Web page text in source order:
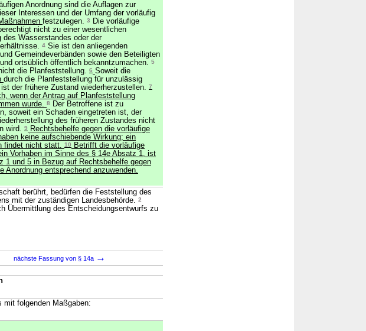
Anordnung sind die Auflagen zur
Interessen und der Umfang der vorläufig
festzulegen. 3
Die vorläufige
nicht zu einer wesentlichen
des Wasserstandes oder der
4 Sie ist den anliegenden
Gemeindeverbänden sowie den Beteiligten
ortsüblich öffentlich bekanntzumachen. 5
die Planfeststellung. 6 Soweit die
durch die Planfeststellung für unzulässig
der frühere Zustand wiederherzustellen. 7
wenn der Antrag auf Planfeststellung
wurde. 8
Der Betroffene ist zu
soweit ein Schaden eingetreten ist, der
des früheren Zustandes nicht
wird. 9
Rechtsbehelfe gegen die vorläufige
keine aufschiebende Wirkung; ein
findet nicht statt. 10
Betrifft die vorläufige
Vorhaben im Sinne des § 14e Absatz 1, ist
1 und 5 in Bezug auf Rechtsbehelfe gegen
Anordnung entsprechend anzuwenden.
berührt, bedürfen die Feststellung des
mit der zuständigen Landesbehörde. 2
Übermittlung des Entscheidungsentwurfs zu
nächste Fassung von § 14a →
mit folgenden Maßgaben: